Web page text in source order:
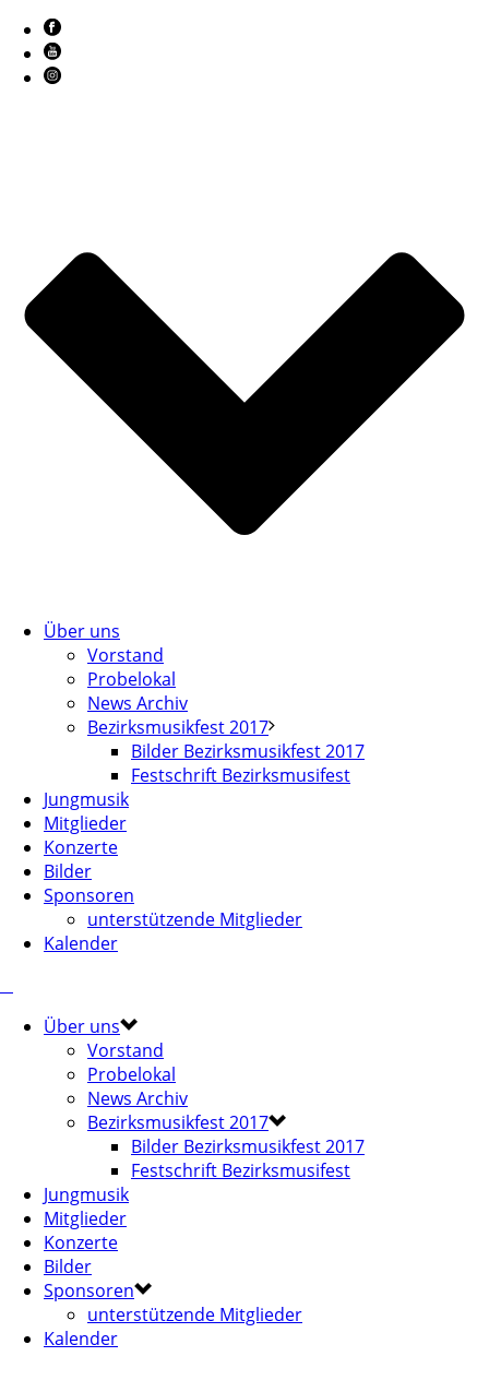
Über uns
Vorstand
Probelokal
News Archiv
Bezirksmusikfest 2017
Bilder Bezirksmusikfest 2017
Festschrift Bezirksmusifest
Jungmusik
Mitglieder
Konzerte
Bilder
Sponsoren
unterstützende Mitglieder
Kalender
Über uns
Vorstand
Probelokal
News Archiv
Bezirksmusikfest 2017
Bilder Bezirksmusikfest 2017
Festschrift Bezirksmusifest
Jungmusik
Mitglieder
Konzerte
Bilder
Sponsoren
unterstützende Mitglieder
Kalender